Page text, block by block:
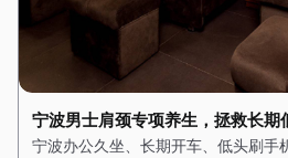
宁波男士肩颈专项养生，拯救长期
宁波办公久坐、长期开车、低头刷手